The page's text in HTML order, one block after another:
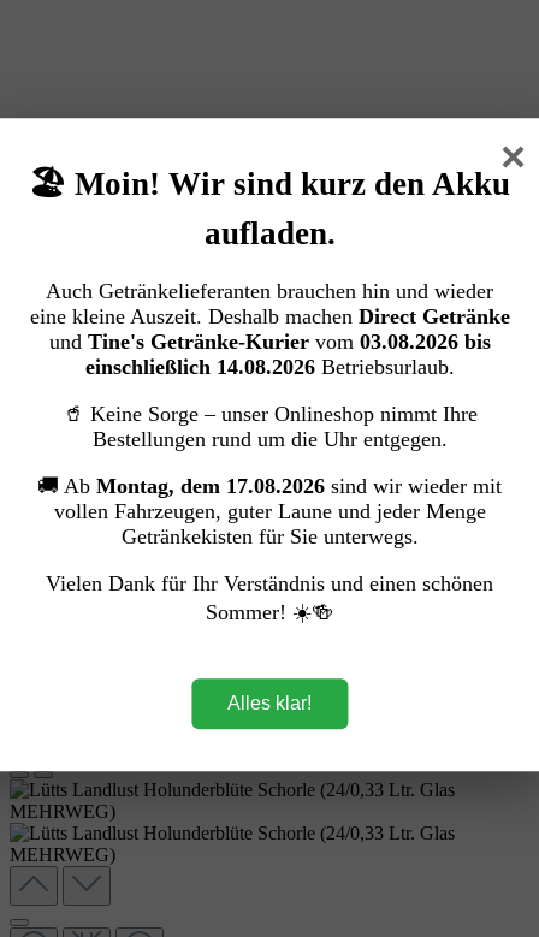
×
🏖️ Moin! Wir sind kurz den Akku
aufladen.
Auch Getränkelieferanten brauchen hin und wieder
eine kleine Auszeit. Deshalb machen Direct Getränke
und Tine's Getränke-Kuriervom 03.08.2026 bis
einschließlich 14.08.2026Betriebsurlaub.
🥤 Keine Sorge – unser Onlineshop nimmt Ihre
Bestellungen rund um die Uhr entgegen.
🚚 Ab Montag, dem 17.08.2026 sind wir wieder mit
vollen Fahrzeugen, guter Laune und jeder Menge
Getränkekisten für Sie unterwegs.
Vielen Dank für Ihr Verständnis und einen schönen
Sommer! ☀️🍻
Alles klar!